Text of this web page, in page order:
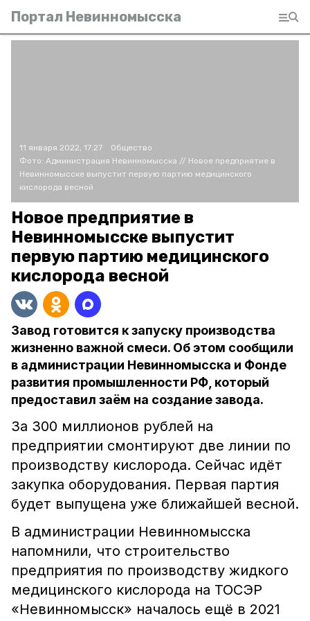
Портал Невинномысска
11 января 2022, 17:27
Общество
Фото: Администрация Невинномысска // Новое предприятие в
Невинномысске выпустит первую партию медицинского
кислорода весной
Новое предприятие в
Невинномысске выпустит
первую партию медицинского
кислорода весной
Завод готовится к запуску производства
жизненно важной смеси. Об этом сообщили
в администрации Невинномысска и Фонде
развития промышленности РФ, который
предоставил заём на создание завода.
За 300 миллионов рублей на
предприятии смонтируют две линии по
производству кислорода. Сейчас идёт
закупка оборудования. Первая партия
будет выпущена уже ближайшей весной.
В администрации Невинномысска
напомнили, что строительство
предприятия по производству жидкого
медицинского кислорода на ТОСЭР
«Невинномысск» началось ещё в 2021